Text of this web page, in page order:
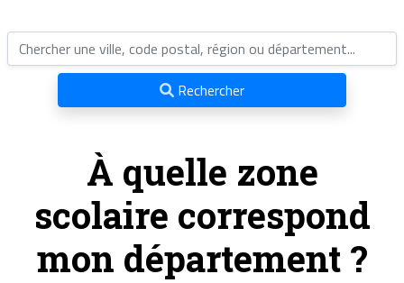
Rechercher
À quelle zone
scolaire correspond
mon département ?